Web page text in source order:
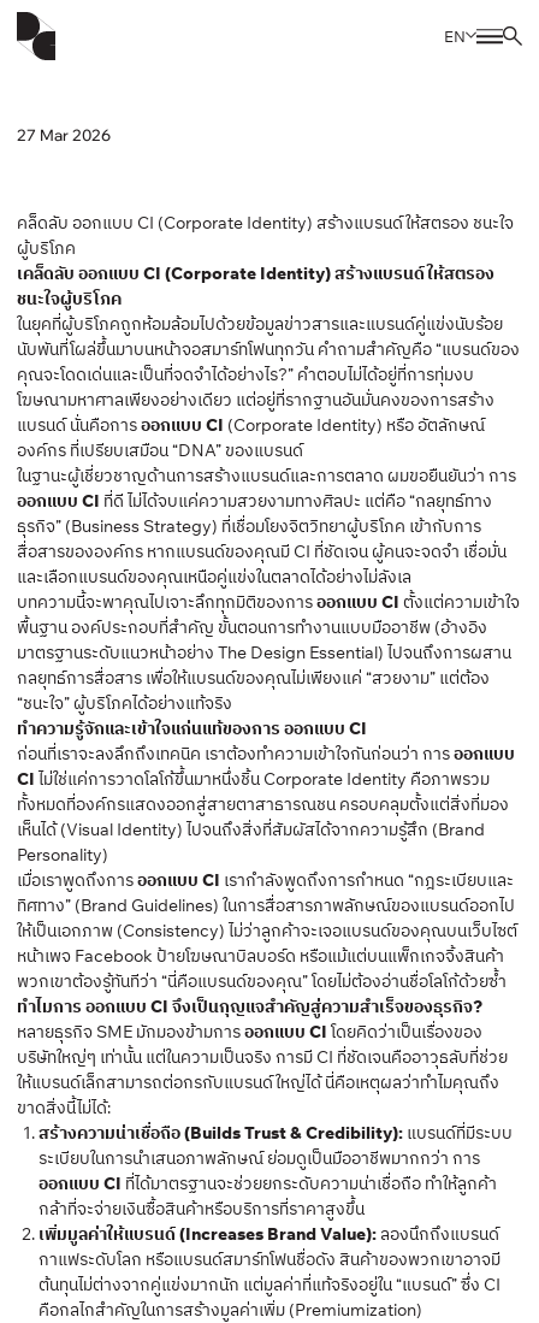
EN
27 Mar 2026
คล็ดลับ ออกแบบ CI (Corporate Identity) สร้างแบรนด์ให้สตรอง ชนะใจ
ผู้บริโภค
เคล็ดลับ ออกแบบ CI (Corporate Identity) สร้างแบรนด์ให้สตรอง
ชนะใจผู้บริโภค
ในยุคที่ผู้บริโภคถูกห้อมล้อมไปด้วยข้อมูลข่าวสารและแบรนด์คู่แข่งนับร้อย
นับพันที่โผล่ขึ้นมาบนหน้าจอสมาร์ทโฟนทุกวัน คำถามสำคัญคือ “แบรนด์ของ
คุณจะโดดเด่นและเป็นที่จดจำได้อย่างไร?” คำตอบไม่ได้อยู่ที่การทุ่มงบ
โฆษณามหาศาลเพียงอย่างเดียว แต่อยู่ที่รากฐานอันมั่นคงของการสร้าง
แบรนด์ นั่นคือการออกแบบ CI (Corporate Identity) หรือ อัตลักษณ์
องค์กร ที่เปรียบเสมือน “DNA” ของแบรนด์
ในฐานะผู้เชี่ยวชาญด้านการสร้างแบรนด์และการตลาด ผมขอยืนยันว่า การ
ออกแบบ CI ที่ดี ไม่ได้จบแค่ความสวยงามทางศิลปะ แต่คือ “กลยุทธ์ทาง
ธุรกิจ” (Business Strategy) ที่เชื่อมโยงจิตวิทยาผู้บริโภค เข้ากับการ
สื่อสารขององค์กร หากแบรนด์ของคุณมี CI ที่ชัดเจน ผู้คนจะจดจำ เชื่อมั่น
และเลือกแบรนด์ของคุณเหนือคู่แข่งในตลาดได้อย่างไม่ลังเล
บทความนี้จะพาคุณไปเจาะลึกทุกมิติของการออกแบบ CI ตั้งแต่ความเข้าใจ
พื้นฐาน องค์ประกอบที่สำคัญ ขั้นตอนการทำงานแบบมืออาชีพ (อ้างอิง
มาตรฐานระดับแนวหน้าอย่าง The Design Essential) ไปจนถึงการผสาน
กลยุทธ์การสื่อสาร เพื่อให้แบรนด์ของคุณไม่เพียงแค่ “สวยงาม” แต่ต้อง
“ชนะใจ” ผู้บริโภคได้อย่างแท้จริง
ทำความรู้จักและเข้าใจแก่นแท้ของการ ออกแบบ CI
ก่อนที่เราจะลงลึกถึงเทคนิค เราต้องทำความเข้าใจกันก่อนว่า การออกแบบ
CI ไม่ใช่แค่การวาดโลโก้ขึ้นมาหนึ่งชิ้น Corporate Identity คือภาพรวม
ทั้งหมดที่องค์กรแสดงออกสู่สายตาสาธารณชน ครอบคลุมตั้งแต่สิ่งที่มอง
เห็นได้ (Visual Identity) ไปจนถึงสิ่งที่สัมผัสได้จากความรู้สึก (Brand
Personality)
เมื่อเราพูดถึงการออกแบบ CI เรากำลังพูดถึงการกำหนด “กฎระเบียบและ
ทิศทาง” (Brand Guidelines) ในการสื่อสารภาพลักษณ์ของแบรนด์ออกไป
ให้เป็นเอกภาพ (Consistency) ไม่ว่าลูกค้าจะเจอแบรนด์ของคุณบนเว็บไซต์
หน้าเพจ Facebook ป้ายโฆษณาบิลบอร์ด หรือแม้แต่บนแพ็กเกจจิ้งสินค้า
พวกเขาต้องรู้ทันทีว่า “นี่คือแบรนด์ของคุณ” โดยไม่ต้องอ่านชื่อโลโก้ด้วยซ้ำ
ทำไมการ ออกแบบ CI จึงเป็นกุญแจสำคัญสู่ความสำเร็จของธุรกิจ?
หลายธุรกิจ SME มักมองข้ามการออกแบบ CI โดยคิดว่าเป็นเรื่องของ
บริษัทใหญ่ๆ เท่านั้น แต่ในความเป็นจริง การมี CI ที่ชัดเจนคืออาวุธลับที่ช่วย
ให้แบรนด์เล็กสามารถต่อกรกับแบรนด์ใหญ่ได้ นี่คือเหตุผลว่าทำไมคุณถึง
ขาดสิ่งนี้ไม่ได้:
สร้างความน่าเชื่อถือ (Builds Trust & Credibility):แบรนด์ที่มีระบบ
ระเบียบในการนำเสนอภาพลักษณ์ ย่อมดูเป็นมืออาชีพมากกว่า การ
ออกแบบ CI ที่ได้มาตรฐานจะช่วยยกระดับความน่าเชื่อถือ ทำให้ลูกค้า
กล้าที่จะจ่ายเงินซื้อสินค้าหรือบริการที่ราคาสูงขึ้น
เพิ่มมูลค่าให้แบรนด์ (Increases Brand Value):ลองนึกถึงแบรนด์
กาแฟระดับโลก หรือแบรนด์สมาร์ทโฟนชื่อดัง สินค้าของพวกเขาอาจมี
ต้นทุนไม่ต่างจากคู่แข่งมากนัก แต่มูลค่าที่แท้จริงอยู่ใน “แบรนด์” ซึ่ง CI
คือกลไกสำคัญในการสร้างมูลค่าเพิ่ม (Premiumization)